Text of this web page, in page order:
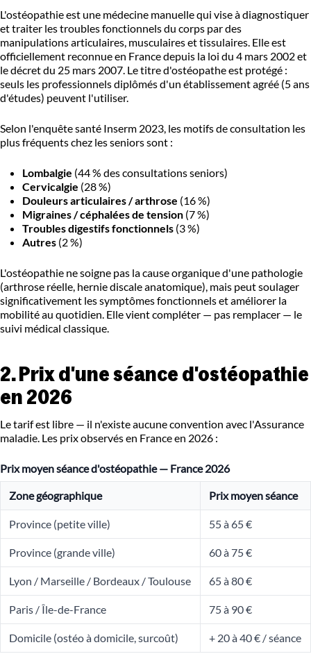
L'ostéopathie est une médecine manuelle qui vise à diagnostiquer
et traiter les troubles fonctionnels du corps par des
manipulations articulaires, musculaires et tissulaires. Elle est
officiellement reconnue en France depuis la loi du 4 mars 2002 et
le décret du 25 mars 2007. Le titre d'ostéopathe est protégé :
seuls les professionnels diplômés d'un établissement agréé (5 ans
d'études) peuvent l'utiliser.
Selon l'enquête santé Inserm 2023, les motifs de consultation les
plus fréquents chez les seniors sont :
Lombalgie (44 % des consultations seniors)
Cervicalgie (28 %)
Douleurs articulaires / arthrose (16 %)
Migraines / céphalées de tension (7 %)
Troubles digestifs fonctionnels (3 %)
Autres (2 %)
L'ostéopathie ne soigne pas la cause organique d'une pathologie
(arthrose réelle, hernie discale anatomique), mais peut soulager
significativement les symptômes fonctionnels et améliorer la
mobilité au quotidien. Elle vient compléter — pas remplacer — le
suivi médical classique.
2. Prix d'une séance d'ostéopathie
en 2026
Le tarif est libre — il n'existe aucune convention avec l'Assurance
maladie. Les prix observés en France en 2026 :
Prix moyen séance d'ostéopathie — France 2026
Zone géographique Prix moyen séance
Province (petite ville) 55 à 65 €
Province (grande ville) 60 à 75 €
Lyon / Marseille / Bordeaux / Toulouse 65 à 80 €
Paris / Île-de-France 75 à 90 €
Domicile (ostéo à domicile, surcoût) + 20 à 40 € / séance